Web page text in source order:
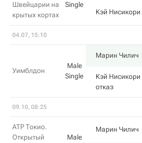
Швейцарии на
крытых кортах
Single
Кэй Нисикори
04.07, 15:10
Уимблдон
Male
Single
Марин Чилич
Кэй Нисикори
отказ
09.10, 08:25
ATP Токио.
Открытый
Male
Марин Чилич